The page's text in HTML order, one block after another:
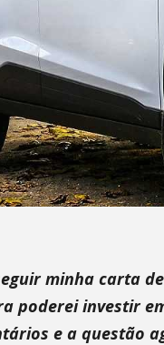
minha carta
poderei investir
e a questão